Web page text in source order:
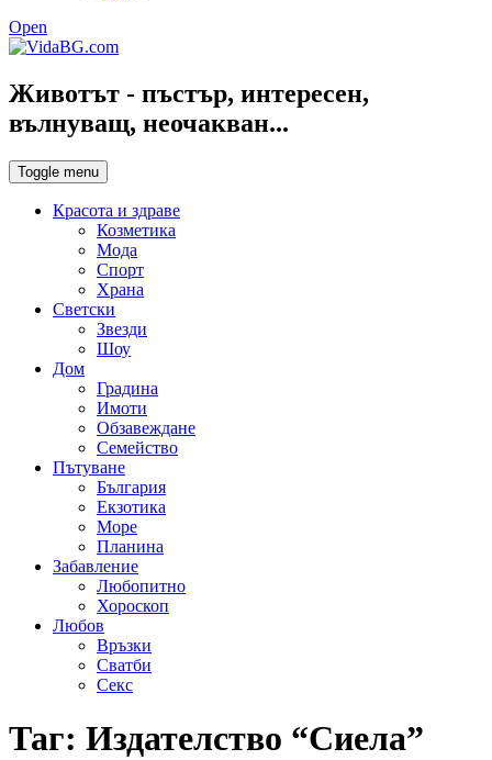
Open
Животът - пъстър, интересен,
вълнуващ, неочакван...
Toggle menu
Красота и здраве
Козметика
Мода
Спорт
Храна
Светски
Звезди
Шоу
Дом
Градина
Имоти
Обзавеждане
Семейство
Пътуване
България
Екзотика
Море
Планина
Забавление
Любопитно
Хороскоп
Любов
Връзки
Сватби
Секс
Таг: Издателство “Сиела”